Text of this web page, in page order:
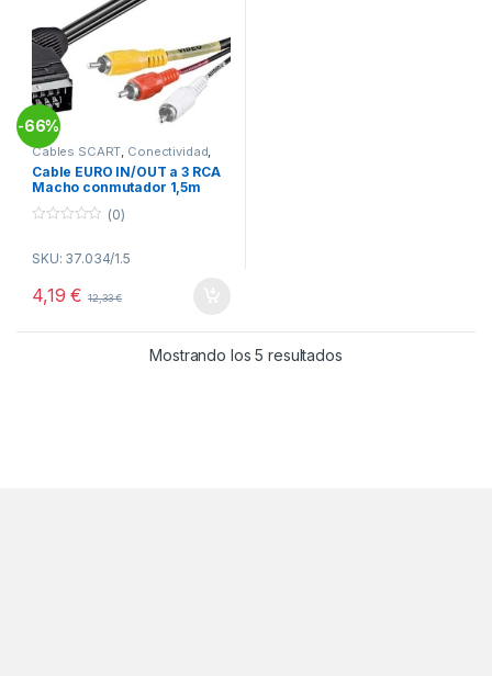
-66%
Cables SCART, Conectividad,
Video
Cable EURO IN/OUT a 3 RCA
Macho conmutador 1,5m
u
f
(0)
SKU: 37.034/1.5
4,19€ 12,33€
Mostrando los 5 resultadosOrdenado por